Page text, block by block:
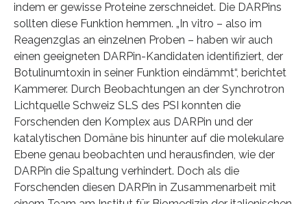
indem er gewisse Proteine zerschneidet. Die DARPins
sollten diese Funktion hemmen. „In vitro – also im
Reagenzglas an einzelnen Proben – haben wir auch
einen geeigneten DARPin-Kandidaten identifiziert, der
Botulinumtoxin in seiner Funktion eindämmt“, berichtet
Kammerer. Durch Beobachtungen an der Synchrotron
Lichtquelle Schweiz SLS des PSI konnten die
Forschenden den Komplex aus DARPin und der
katalytischen Domäne bis hinunter auf die molekulare
Ebene genau beobachten und herausfinden, wie der
DARPin die Spaltung verhindert. Doch als die
Forschenden diesen DARPin in Zusammenarbeit mit